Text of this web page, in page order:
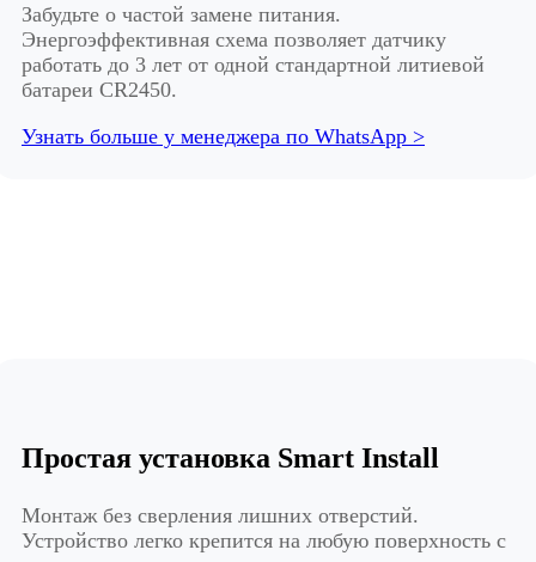
Забудьте о частой замене питания.
Энергоэффективная схема позволяет датчику
работать до 3 лет от одной стандартной литиевой
батареи CR2450.
Узнать больше у менеджера по WhatsApp >
Простая установка Smart Install
Монтаж без сверления лишних отверстий.
Устройство легко крепится на любую поверхность с